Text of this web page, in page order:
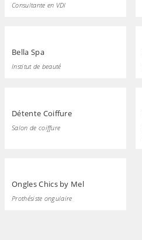
Consultante en VDI
Bella Spa
Institut de beauté
Détente Coiffure
Salon de coiffure
Ongles Chics by Mel
Prothésiste ongulaire